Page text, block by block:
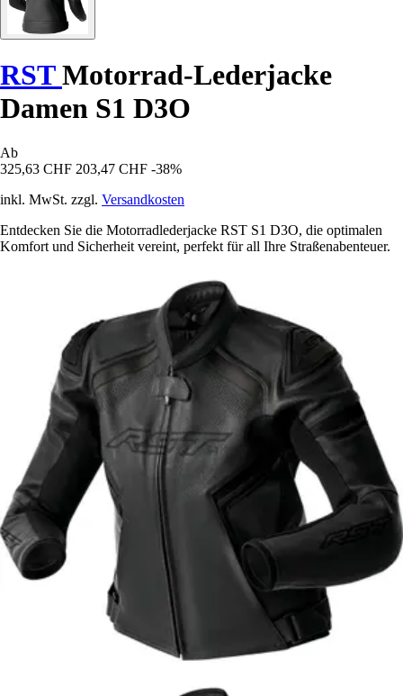
RSTMotorrad-Lederjacke
Damen S1 D3O
Ab
325,63 CHF 203,47 CHF -38%
inkl. MwSt. zzgl. Versandkosten
Entdecken Sie die Motorradlederjacke RST S1 D3O, die optimalen
Komfort und Sicherheit vereint, perfekt für all Ihre Straßenabenteuer.